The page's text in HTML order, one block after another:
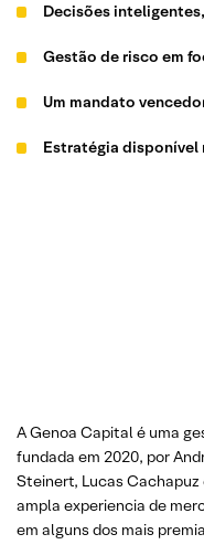
Decisões
Gestão de risco em
Um mandato
Estratégia disponível
A Genoa Capital é uma
fundada em 2020, por
Steinert, Lucas Cachapuz
ampla experiencia de
em alguns dos mais